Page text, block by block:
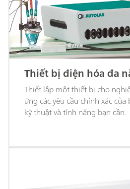
Thiết bị điện hóa đa
Thiết lập một thiết bị cho
ứng các yêu cầu chính xác
kỹ thuật và tính năng bạn cần.